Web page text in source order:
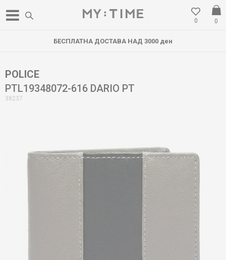
0
0
БЕСПЛАТНА ДОСТАВА НАД 3000 ден
POLICE
PTL19348072-616 DARIO PT
38237